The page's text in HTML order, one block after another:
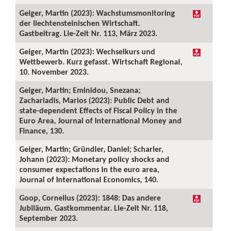
Geiger, Martin (2023): Wachstumsmonitoring
der liechtensteinischen Wirtschaft.
Gastbeitrag. Lie-Zeit Nr. 113, März 2023.
Geiger, Martin (2023): Wechselkurs und
Wettbewerb. Kurz gefasst. Wirtschaft Regional,
10. November 2023.
Geiger, Martin; Eminidou, Snezana;
Zachariadis, Marios (2023): Public Debt and
state-dependent Effects of Fiscal Policy in the
Euro Area, Journal of International Money and
Finance, 130.
Geiger, Martin; Gründler, Daniel; Scharler,
Johann (2023): Monetary policy shocks and
consumer expectations in the euro area,
Journal of International Economics, 140.
Goop, Cornelius (2023): 1848: Das andere
Jubiläum. Gastkommentar. Lie-Zeit Nr. 118,
September 2023.